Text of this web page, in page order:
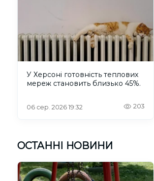
У Херсоні готовність теплових
мереж становить близько 45%.
06 сер. 2026 19:32 203
ОСТАННІ НОВИНИ